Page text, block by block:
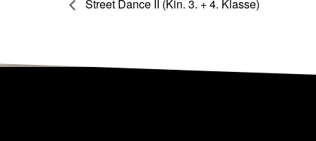
Street Dance II (Kin. 3. + 4. Klasse)